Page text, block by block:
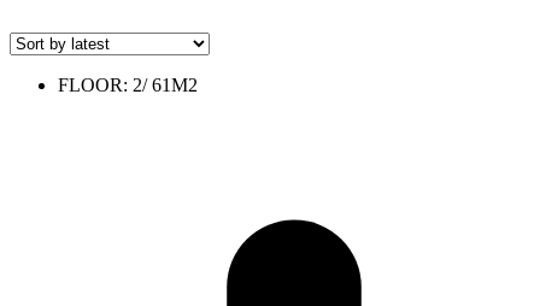
FLOOR: 2/ 61M2